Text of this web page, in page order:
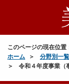
このページの現在位置
ホーム
分野別一覧
令和４年度事業（